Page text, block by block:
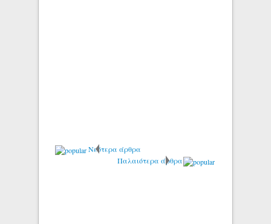
Νεότερα άρθρα
Παλαιότερα άρθρα